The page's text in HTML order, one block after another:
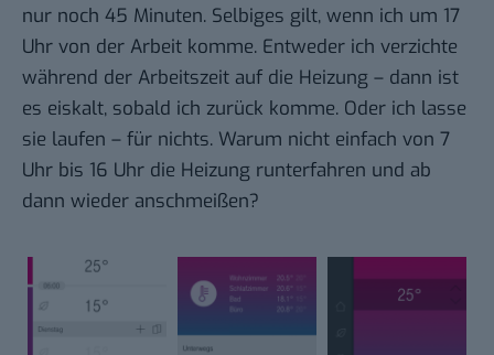
nur noch 45 Minuten. Selbiges gilt, wenn ich um 17
Uhr von der Arbeit komme. Entweder ich verzichte
während der Arbeitszeit auf die Heizung – dann ist
es eiskalt, sobald ich zurück komme. Oder ich lasse
sie laufen – für nichts. Warum nicht einfach von 7
Uhr bis 16 Uhr die Heizung runterfahren und ab
dann wieder anschmeißen?